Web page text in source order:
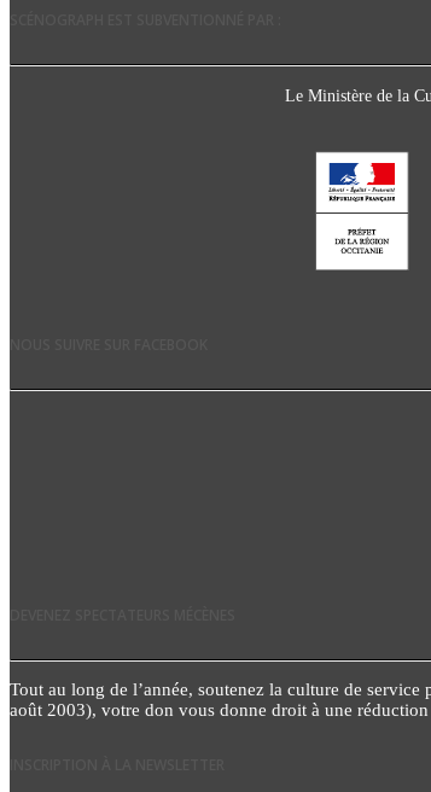
Le Ministère de la
Tout au long de l’année, soutenez la culture de
août 2003), votre don vous donne droit à une réduction